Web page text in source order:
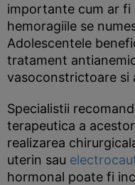
importante cum ar fi
hemoragiile se
Adolescentele
tratament
vasoconstrictoare si
Specialistii
terapeutica a
realizarea
uterin sau
hormonal poate fi